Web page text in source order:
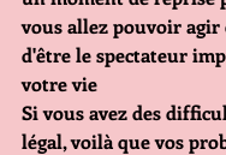
vous allez pouvoir
d'être le spectateur
votre vie
Si vous avez des
légal, voilà que vos